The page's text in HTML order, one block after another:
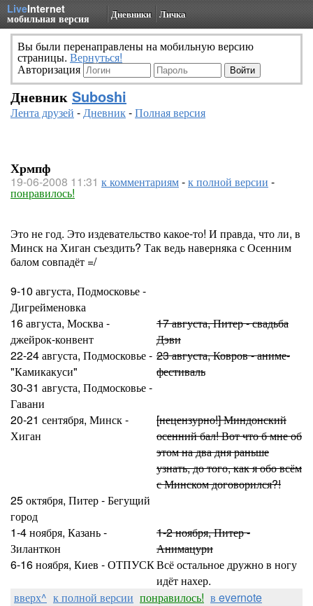
LiveInternet
мобильная версия Дневники Личка
Вы были перенаправлены на мобильную версию
страницы. Вернуться!
Авторизация
Дневник Suboshi
Лента друзей -Дневник-Полная версия
Хрмпф
19-06-2008 11:31 к комментариям-к полной версии -
понравилось!
Это не год. Это издевательство какое-то! И правда, что ли, в
Минск на Хиган съездить? Так ведь наверняка с Осенним
балом совпадёт =/
9-10 августа, Подмосковье -
Дигрейменовка
16 августа, Москва -
джейрок-конвент
17 августа, Питер - свадьба
Дэви
22-24 августа, Подмосковье -
"Камикакуси"
23 августа, Ковров - аниме-
фестиваль
30-31 августа, Подмосковье -
Гавани
20-21 сентября, Минск -
Хиган
[нецензурно!] Миндонский
осенний бал! Вот что б мне об
этом на два дня раньше
узнать, до того, как я обо всём
с Минском договорился?!
25 октября, Питер - Бегущий
город
1-4 ноября, Казань -
Зиланткон
1-2 ноября, Питер -
Анимацури
6-16 ноября, Киев - ОТПУСКВсё остальное дружно в ногу
идёт нахер.
вверх^ к полной версии понравилось! в evernote